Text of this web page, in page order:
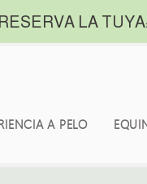
LA
A PELO